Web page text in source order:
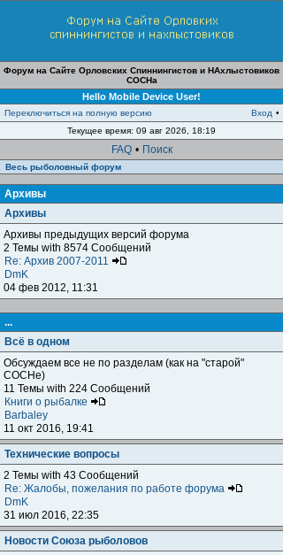
Форум на Сайте Орловских Спиннингистов и НАхлыстовиков
СОСНа
Hello Mobile Device User!
Переключиться на полную версию Вход •
Текущее время: 09 авг 2026, 18:19
FAQ • Поиск
Весь рыболовный форум
Архивы
Архивы
Архивы предыдущих версий форума
2 Темы with 8574 Сообщений
Re: Архив 2007-2011
DmK
04 фев 2012, 11:31
...
Всё в одном
Обсуждаем все не по разделам (как на "старой"
СОСНе)
11 Темы with 224 Сообщений
Книги о рыбалке
Barbaley
11 окт 2016, 19:41
Технические вопросы
2 Темы with 43 Сообщений
Re: Жалобы, пожелания по работе форума
DmK
31 июл 2016, 22:35
Новости Союза рыболовов